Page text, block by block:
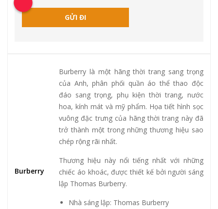
Burberry
Burberry là một hãng thời trang sang trọng
của Anh, phân phối quần áo thể thao độc
đáo sang trọng, phụ kiện thời trang, nước
hoa, kính mát và mỹ phẩm. Họa tiết hình sọc
vuông đặc trưng của hãng thời trang này đã
trở thành một trong những thương hiệu sao
chép rộng rãi nhất.
Thương hiệu này nổi tiếng nhất với những
chiếc áo khoác, được thiết kế bởi người sáng
lập Thomas Burberry.
Nhà sáng lập: Thomas Burberry